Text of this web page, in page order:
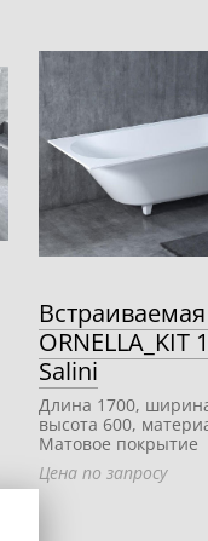
ORNELLA_KIT
Salini
Длина 1700,
высота 600,
Матовое покрытие
Цена по запросу